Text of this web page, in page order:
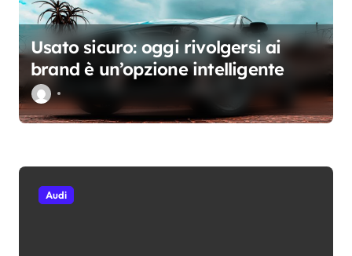
i
c
o
l
i
Usato sicuro: oggi rivolgersi ai
brand è un’opzione intelligente
Audi